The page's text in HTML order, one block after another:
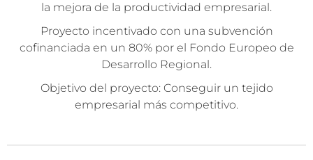
la mejora de la productividad empresarial.
Proyecto incentivado con una subvención
cofinanciada en un 80% por el Fondo Europeo de
Desarrollo Regional.
Objetivo del proyecto: Conseguir un tejido
empresarial más competitivo.